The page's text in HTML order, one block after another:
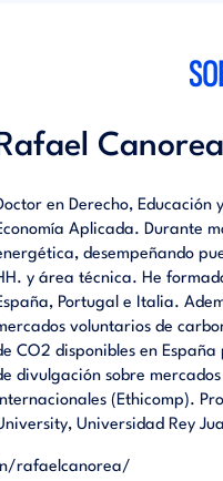
en Derecho,
Aplicada. Durante
desempeñando
y área técnica. He
Portugal e Italia.
voluntarios de
CO2 disponibles en
divulgación sobre
(Ethicomp).
Universidad Rey
rafaelcanorea/